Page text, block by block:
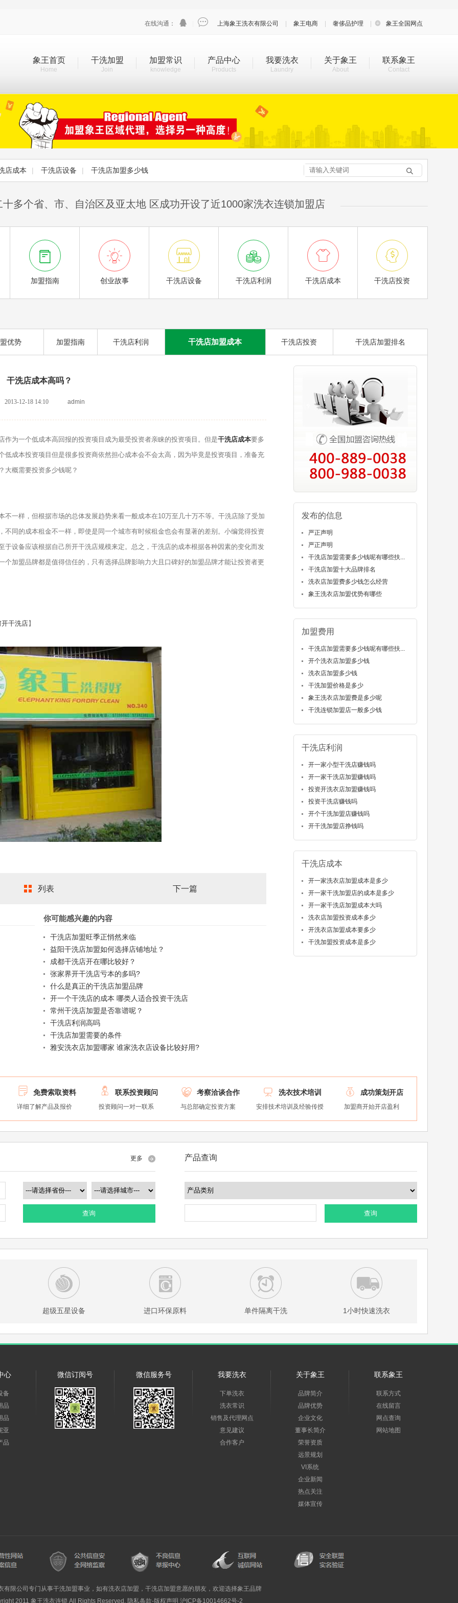
在线沟通：   上海象王洗衣有限公司 象王电商 奢侈品护理  象王全国网点
象王首页
Home
干洗加盟
Join
加盟常识
knowledge
产品中心
Products
我要洗衣
Laundry
关于象王
About
联系象王
Contact
店成本 | 干洗店设备 | 干洗店加盟多少钱 
多个省、市、自治区及亚太地 区成功开设了近1000家洗衣连锁加盟店

加盟指南

创业故事

干洗店设备

干洗店利润

干洗店成本

干洗店投资
优势 加盟指南 干洗店利润 干洗店加盟成本 干洗店投资 干洗店加盟排名
干洗店成本高吗？
2013-12-18 14:10 admin
一个低成本高回报的投资项目成为最受投资者亲睐的投资项目。但是干洗店成本要多
成本投资项目但是很多投资商依然担心成本会不会太高，因为毕竟是投资项目，准备充
大概需要投资多少钱呢？
样，但根据市场的总体发展趋势来看一般成本在10万至几十万不等。干洗店除了受加
同的成本租金不一样，即使是同一个城市有时候租金也会有显著的差别。小编觉得投资
设备应该根据自己所开干洗店规模来定。总之，干洗店的成本根据各种因素的变化而发
个加盟品牌都是值得信任的，只有选择品牌影响力大且口碑好的加盟品牌才能让投资者更
干洗店】
列表 下一篇
你可能感兴趣的内容
干洗店加盟旺季正悄然来临
益阳干洗店加盟如何选择店铺地址？
成都干洗店开在哪比较好？
张家界开干洗店亏本的多吗?
什么是真正的干洗店加盟品牌
开一个干洗店的成本 哪类人适合投资干洗店
常州干洗店加盟是否靠谱呢？
干洗店利润高吗
干洗店加盟需要的条件
雅安洗衣店加盟哪家 谁家洗衣店设备比较好用?
发布的信息
严正声明
严正声明
干洗店加盟需要多少钱呢有哪些扶...
干洗店加盟十大品牌排名
洗衣店加盟费多少钱怎么经营
象王洗衣店加盟优势有哪些
加盟费用
干洗店加盟需要多少钱呢有哪些扶...
开个洗衣店加盟多少钱
洗衣店加盟多少钱
干洗加盟价格是多少
象王洗衣店加盟费是多少呢
干洗连锁加盟店一般多少钱
干洗店利润
开一家小型干洗店赚钱吗
开一家干洗店加盟赚钱吗
投资开洗衣店加盟赚钱吗
投资干洗店赚钱吗
开个干洗加盟店赚钱吗
开干洗加盟店挣钱吗
干洗店成本
开一家洗衣店加盟成本是多少
开一家干洗加盟店的成本是多少
开一家干洗店加盟成本大吗
洗衣店加盟投资成本多少
开洗衣店加盟成本要多少
干洗加盟投资成本是多少
 免费索取资料
详细了解产品及报价
 联系投资顾问
投资顾问一对一联系
 考察洽谈合作
与总部确定投资方案
 洗衣技术培训
安排技术培训及经验传授
 成功策划开店
加盟商开始开店盈利
更多
查询
产品查询
查询
超级五星设备 进口环保原料 单件隔离干洗 1小时快速洗衣
心
备
品
品
亚
品
微信订阅号 微信服务号 我要洗衣
下单洗衣
洗衣常识
销售及代理网点
意见建议
合作客户
关于象王
品牌简介
品牌优势
企业文化
董事长简介
荣誉资质
远景规划
VI系统
企业新闻
热点关注
媒体宣传
联系象王
联系方式
在线留言
网点查询
网站地图
有限公司专门从事干洗加盟事业，如有洗衣店加盟，干洗店加盟意愿的朋友，欢迎选择象王品牌
2011 象王洗衣连锁 All Rights Reserved. 隐私条款-版权声明 沪ICP备10014662号-2